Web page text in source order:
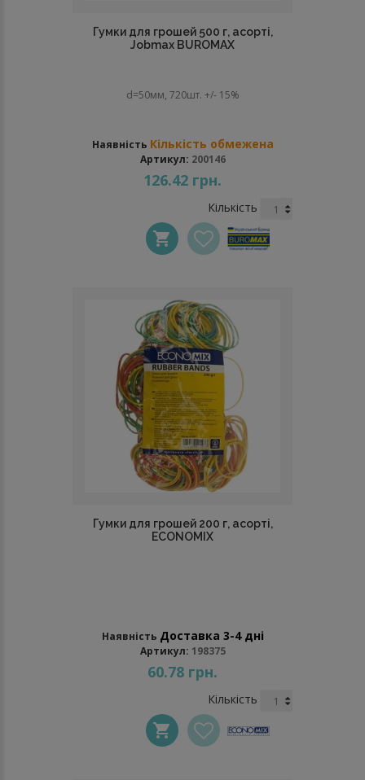
Гумки для грошей 500 г, асорті,
Jobmax BUROMAX
d=50мм, 720шт. +/- 15%
Наявність Кількість обмежена
Артикул: 200146
126.42 грн.
Кількість
Гумки для грошей 200 г, асорті,
ECONOMIX
Наявність Доставка 3-4 дні
Артикул: 198375
60.78 грн.
Кількість